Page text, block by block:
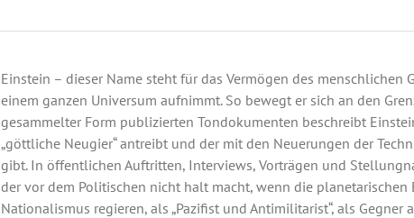
Einstein – dieser Name steht für das Vermögen des menschlichen
einem ganzen Universum aufnimmt. So bewegt er sich an den
gesammelter Form publizierten Tondokumenten beschreibt
„göttliche Neugier“ antreibt und der mit den Neuerungen der
gibt. In öffentlichen Auftritten, Interviews, Vorträgen und
der vor dem Politischen nicht halt macht, wenn die planetarischen
Nationalismus regieren, als „Pazifist und Antimilitarist“, als